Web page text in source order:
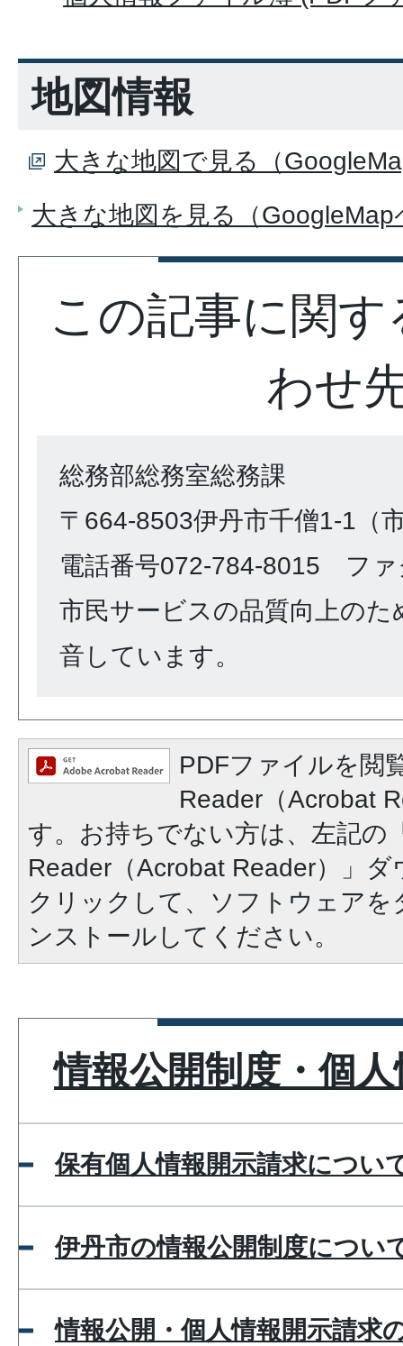
地図情報
大きな地図で見る（
大きな地図を見る（GoogleMap
この記事に関
わせ
総務部総務室総務課
〒664-8503伊丹市千僧1-1（
電話番号072-784-8015 ファ
市民サービスの品質向上のた
音しています。
PDFファイルを閲
Reader（Acrobat
す。お持ちでない方は、左記の
Reader（Acrobat Reader）」
クリックして、ソフトウェア
ンストールしてください。
情報公開制度・個
保有個人情報開示請求につい
伊丹市の情報公開制度につい
情報公開・個人情報開示請求